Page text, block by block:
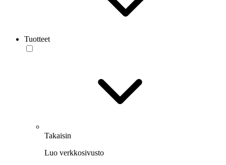
Tuotteet
Takaisin
Luo verkkosivusto